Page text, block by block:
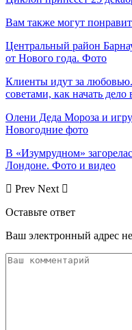
Вам также могут
Центральный район
от Нового года. Фото
Клиенты идут за
советами, как начать
Олени Деда Мороза и
Новогодние фото
В «Изумрудном»
Лондоне. Фото и видео
Prev Next
Оставьте ответ
Ваш электронный адрес